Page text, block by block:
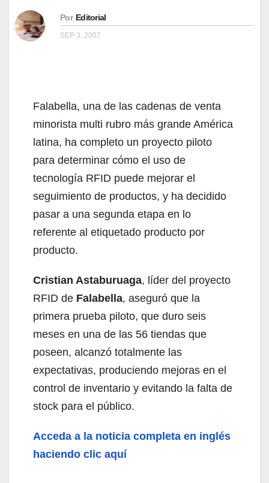
Por Editorial
SEP 3, 2007
Falabella, una de las cadenas de venta
minorista multi rubro más grande América
latina, ha completo un proyecto piloto
para determinar cómo el uso de
tecnología RFID puede mejorar el
seguimiento de productos, y ha decidido
pasar a una segunda etapa en lo
referente al etiquetado producto por
producto.
Cristian Astaburuaga, líder del proyecto
RFID de Falabella, aseguró que la
primera prueba piloto, que duro seis
meses en una de las 56 tiendas que
poseen, alcanzó totalmente las
expectativas, produciendo mejoras en el
control de inventario y evitando la falta de
stock para el público.
Acceda a la noticia completa en inglés
haciendo clic aquí